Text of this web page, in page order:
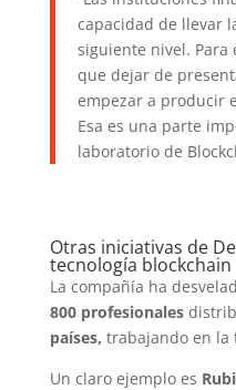
capacidad de llevar
siguiente nivel. Para
que dejar de
empezar a producir
Esa es una parte
laboratorio de
Otras iniciativas de
tecnología blockchain
La compañía ha
800 profesionales
países, trabajando en la
Un claro ejemplo es